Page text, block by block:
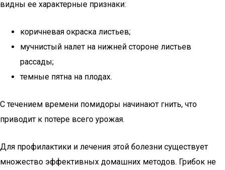
видны ее характерные признаки:
коричневая окраска листьев;
мучнистый налет на нижней стороне листьев
рассады;
темные пятна на плодах.
С течением времени помидоры начинают гнить, что
приводит к потере всего урожая.
Для профилактики и лечения этой болезни существует
множество эффективных домашних методов. Грибок не